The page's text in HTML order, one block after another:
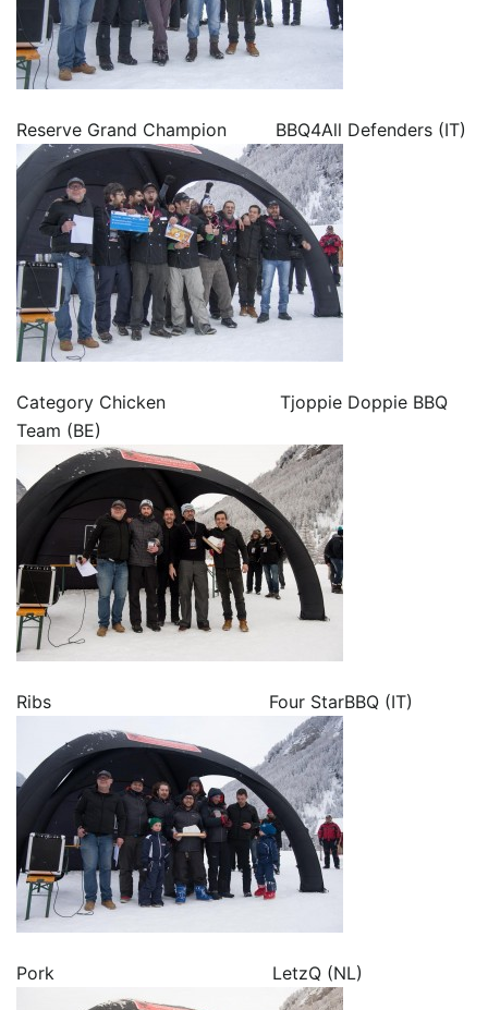
Reserve Grand Champion BBQ4All Defenders (IT)
Category Chicken Tjoppie Doppie BBQ
Team (BE)
Ribs Four StarBBQ (IT)
Pork LetzQ (NL)